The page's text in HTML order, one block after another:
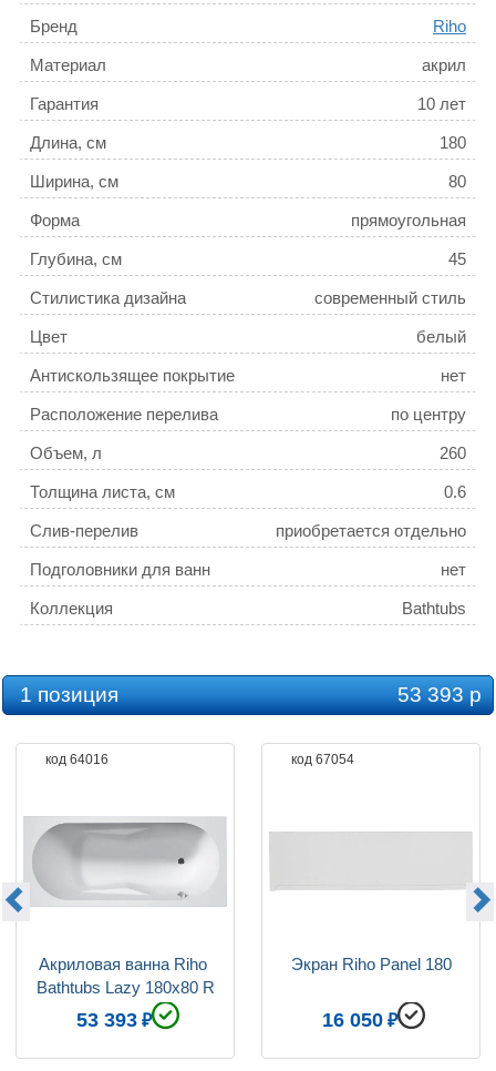
Бренд Riho
Материал акрил
Гарантия 10 лет
Длина, см 180
Ширина, см 80
Форма прямоугольная
Глубина, см 45
Стилистика дизайна современный стиль
Цвет белый
Антискользящее покрытие нет
Расположение перелива по центру
Объем, л 260
Толщина листа, см 0.6
Слив-перелив приобретается отдельно
Подголовники для ванн нет
Коллекция Bathtubs
1 позиция 53 393 р
код 64016
Акриловая ванна Riho
Bathtubs Lazy 180х80 R
53 393
код 67054
Экран Riho Panel 180
16 050